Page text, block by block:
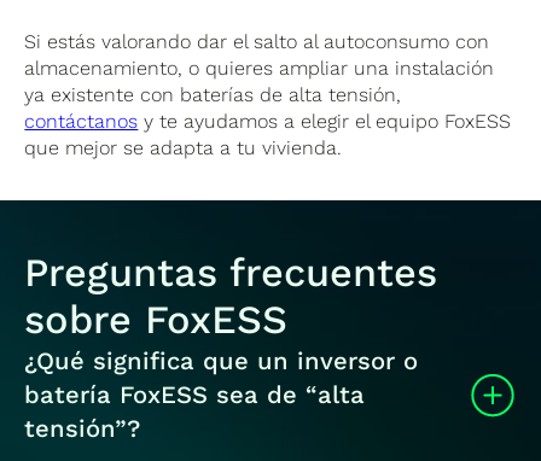
Si estás valorando dar el salto al autoconsumo con
almacenamiento, o quieres ampliar una instalación
ya existente con baterías de alta tensión,
contáctanos y te ayudamos a elegir el equipo FoxESS
que mejor se adapta a tu vivienda.
Preguntas frecuentes
sobre FoxESS
¿Qué significa que un inversor o
batería FoxESS sea de “alta
tensión”?